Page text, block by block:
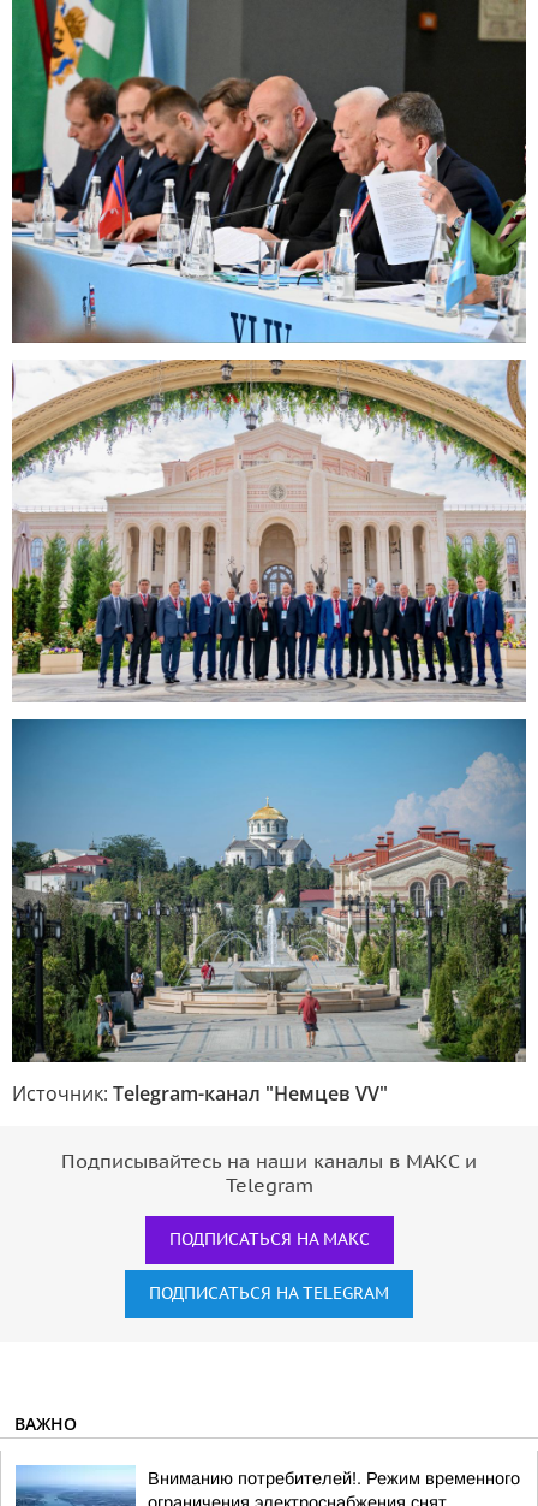
Источник: Telegram-канал "Немцев VV"
Подписывайтесь на наши каналы в МАКС и
Telegram
ПОДПИСАТЬСЯ НА МАКС
ПОДПИСАТЬСЯ НА TELEGRAM
ВАЖНО
Вниманию потребителей!. Режим временного